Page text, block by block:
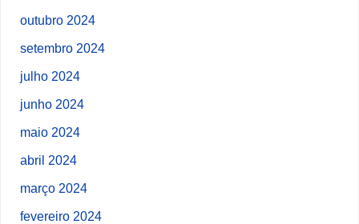
outubro 2024
setembro 2024
julho 2024
junho 2024
maio 2024
abril 2024
março 2024
fevereiro 2024